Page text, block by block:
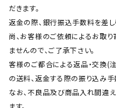
だきます。
返金の際、銀行振込手数料を差し
尚、お客様のご依頼によるお取
ませんので、ご了承下さい。
客様のご都合による返品・交換(
の送料、返金する際の振り込み
なお、不良品及び商品入れ間違